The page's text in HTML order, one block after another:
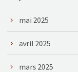
mai 2025
avril 2025
mars 2025